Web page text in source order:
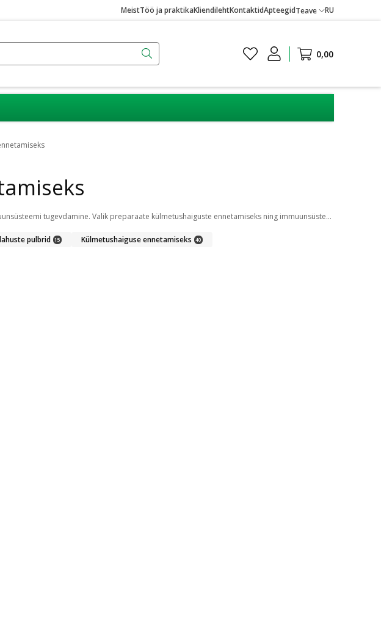
MeistTöö ja praktikaKliendilehtKontaktidApteegidTeave RU
0,00
Esimeste külmetuse märkide ilmnemisel on kõige parem ravi puhkus. Külmetushaiguse ennetamist toetab ka immuunsüsteemi tugevdamine. Valik preparaate külmetushaiguste ennetamiseks ning immuunsüsteemi töö toetamiseks leiad meie e-apteegist.
pulbrid 15 Külmetushaiguse ennetamiseks 40